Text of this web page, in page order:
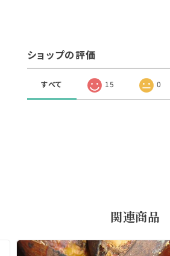
ショップの評価
すべて 15 0
関連商品